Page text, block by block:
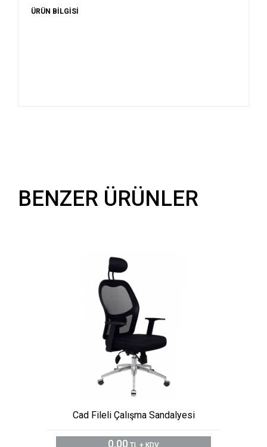
ÜRÜN BİLGİSİ
BENZER ÜRÜNLER
Cad Fileli Çalışma Sandalyesi
0,00 TL + KDV